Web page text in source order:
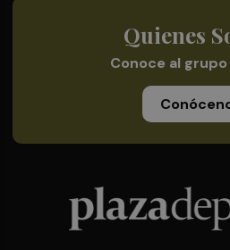
Quienes
Conoce al